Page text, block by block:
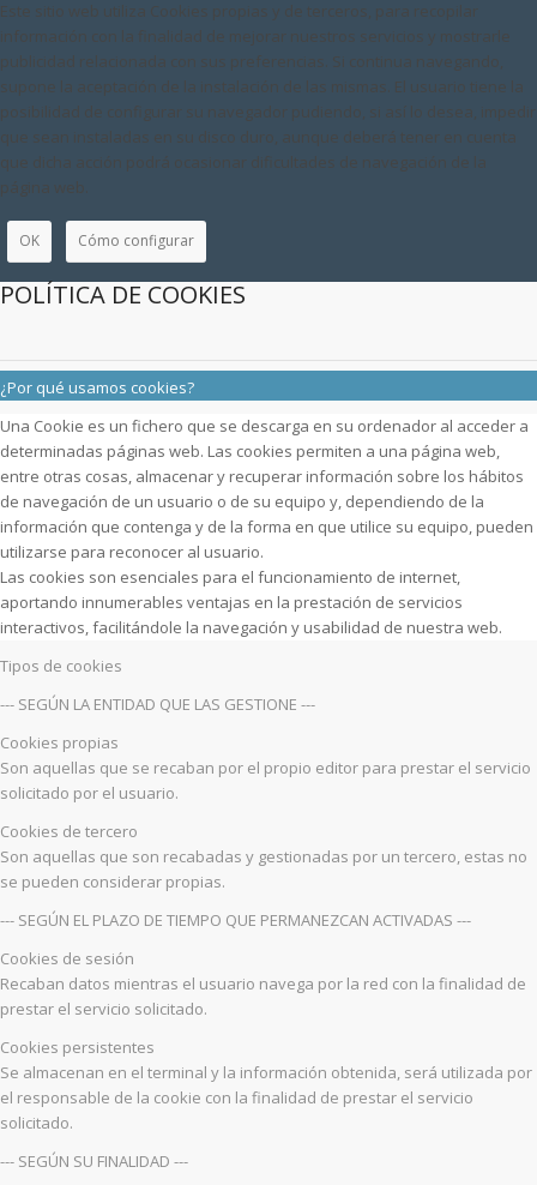
Este sitio web utiliza Cookies propias y de terceros, para recopilar
información con la finalidad de mejorar nuestros servicios y mostrarle
publicidad relacionada con sus preferencias. Si continua navegando,
supone la aceptación de la instalación de las mismas. El usuario tiene la
posibilidad de configurar su navegador pudiendo, si así lo desea, impedir
que sean instaladas en su disco duro, aunque deberá tener en cuenta
que dicha acción podrá ocasionar dificultades de navegación de la
página web.
OK Cómo configurar
POLÍTICA DE COOKIES
¿Por qué usamos cookies?
Una Cookie es un fichero que se descarga en su ordenador al acceder a
determinadas páginas web. Las cookies permiten a una página web,
entre otras cosas, almacenar y recuperar información sobre los hábitos
de navegación de un usuario o de su equipo y, dependiendo de la
información que contenga y de la forma en que utilice su equipo, pueden
utilizarse para reconocer al usuario.
Las cookies son esenciales para el funcionamiento de internet,
aportando innumerables ventajas en la prestación de servicios
interactivos, facilitándole la navegación y usabilidad de nuestra web.
Tipos de cookies
--- SEGÚN LA ENTIDAD QUE LAS GESTIONE ---
Cookies propias
Son aquellas que se recaban por el propio editor para prestar el servicio
solicitado por el usuario.
Cookies de tercero
Son aquellas que son recabadas y gestionadas por un tercero, estas no
se pueden considerar propias.
--- SEGÚN EL PLAZO DE TIEMPO QUE PERMANEZCAN ACTIVADAS ---
Cookies de sesión
Recaban datos mientras el usuario navega por la red con la finalidad de
prestar el servicio solicitado.
Cookies persistentes
Se almacenan en el terminal y la información obtenida, será utilizada por
el responsable de la cookie con la finalidad de prestar el servicio
solicitado.
--- SEGÚN SU FINALIDAD ---